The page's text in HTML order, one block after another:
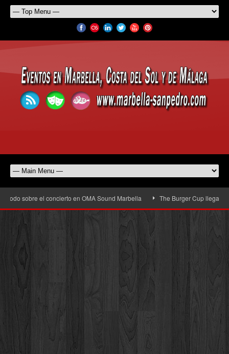
el concierto en OMA Sound Marbella The Burger Cup llega a San